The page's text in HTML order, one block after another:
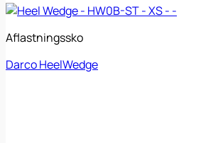
Aflastningssko
Darco HeelWedge